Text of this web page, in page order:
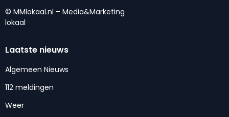
© MMlokaal.nl – Media&Marketing
lokaal
Laatste nieuws
Algemeen Nieuws
112 meldingen
Weer